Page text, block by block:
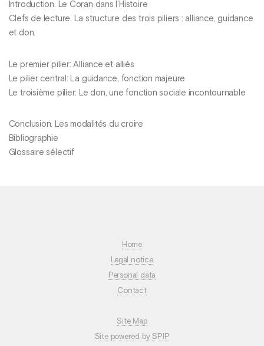
Introduction. Le Coran dans l’Histoire
Clefs de lecture. La structure des trois piliers : alliance, guidance
et don.
Le premier pilier: Alliance et alliés
Le pilier central: La guidance, fonction majeure
Le troisième pilier: Le don, une fonction sociale incontournable
Conclusion. Les modalités du croire
Bibliographie
Glossaire sélectif
Home
Legal notice
Personal data
Contact
Site Map
Site powered by SPIP